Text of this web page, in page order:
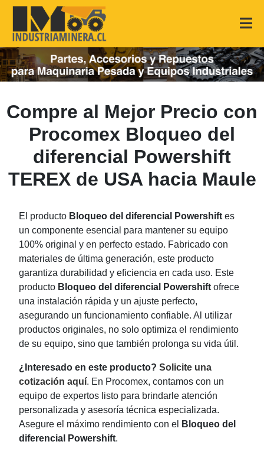
Compre al Mejor Precio con
Procomex Bloqueo del
diferencial Powershift
TEREX de USA hacia Maule
El producto Bloqueo del diferencial Powershift es
un componente esencial para mantener su equipo
100% original y en perfecto estado. Fabricado con
materiales de última generación, este producto
garantiza durabilidad y eficiencia en cada uso. Este
producto Bloqueo del diferencial Powershift ofrece
una instalación rápida y un ajuste perfecto,
asegurando un funcionamiento confiable. Al utilizar
productos originales, no solo optimiza el rendimiento
de su equipo, sino que también prolonga su vida útil.
¿Interesado en este producto? Solicite una
cotización aquí. En Procomex, contamos con un
equipo de expertos listo para brindarle atención
personalizada y asesoría técnica especializada.
Asegure el máximo rendimiento con el
Bloqueo del
diferencial Powershift.